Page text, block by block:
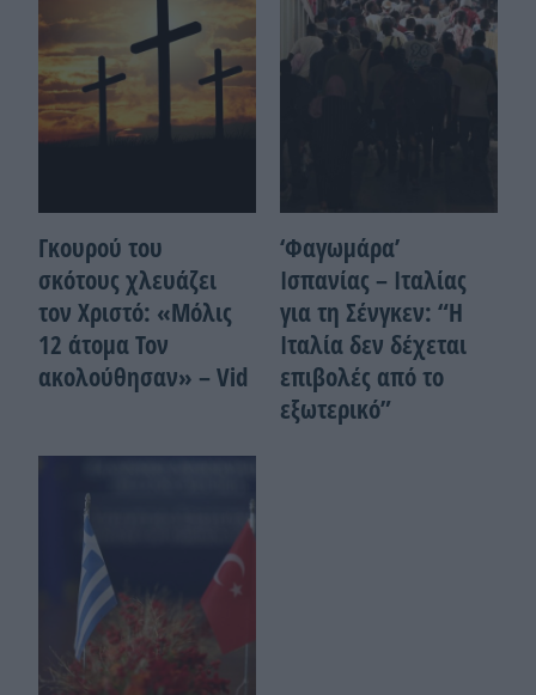
Γκουρού του
σκότους χλευάζει
τον Χριστό: «Μόλις
12 άτομα Τον
ακολούθησαν» – Vid
‘Φαγωμάρα’
Ισπανίας – Ιταλίας
για τη Σένγκεν: “Η
Ιταλία δεν δέχεται
επιβολές από το
εξωτερικό”